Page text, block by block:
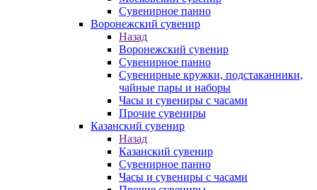
Сувенирное панно
Воронежский сувенир
Назад
Воронежский сувенир
Сувенирное панно
Сувенирные кружки, подстаканники,
чайные пары и наборы
Часы и сувениры с часами
Прочие сувениры
Казанский сувенир
Назад
Казанский сувенир
Сувенирное панно
Часы и сувениры с часами